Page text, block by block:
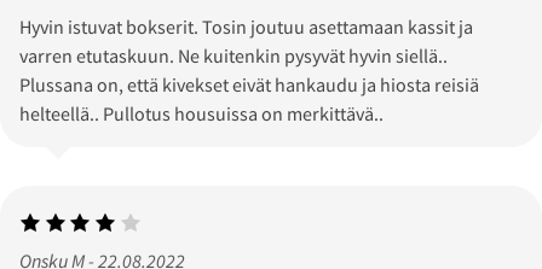
Hyvin istuvat bokserit. Tosin joutuu asettamaan kassit ja
varren etutaskuun. Ne kuitenkin pysyvät hyvin siellä..
Plussana on, että kivekset eivät hankaudu ja hiosta reisiä
helteellä.. Pullotus housuissa on merkittävä..
Onsku M - 22.08.2022